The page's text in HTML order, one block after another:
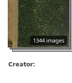
1344 images
Creator: